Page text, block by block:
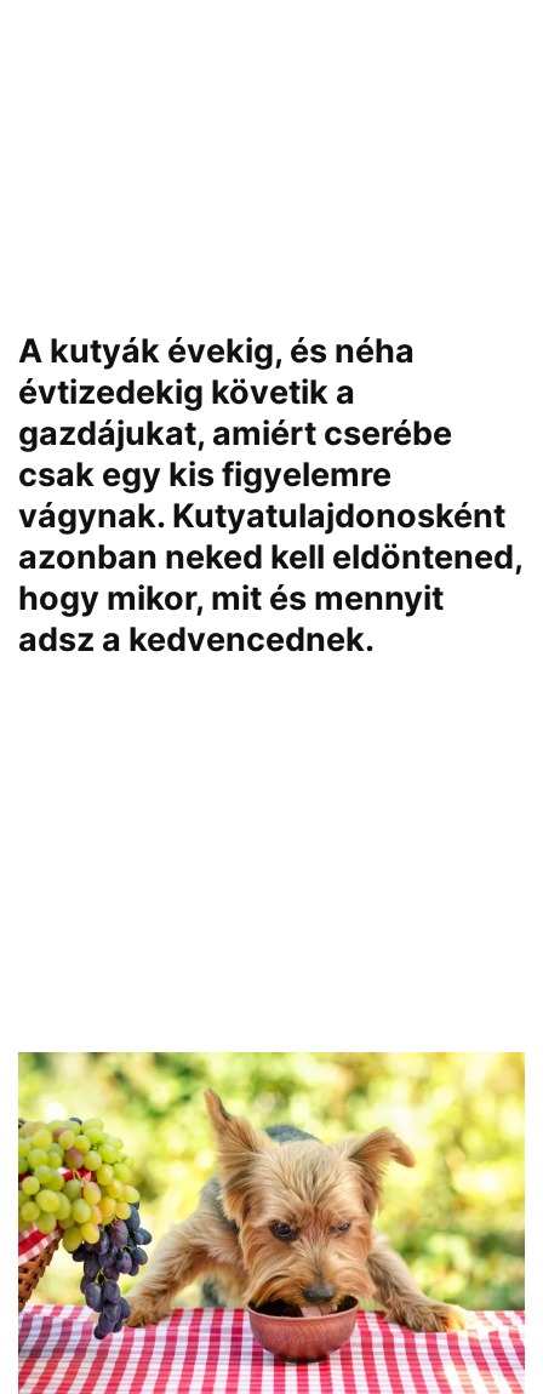
A kutyák évekig, és néha
évtizedekig követik a
gazdájukat, amiért cserébe
csak egy kis figyelemre
vágynak. Kutyatulajdonosként
azonban neked kell eldöntened,
hogy mikor, mit és mennyit
adsz a kedvencednek.